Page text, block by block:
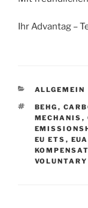
Ihr Advantag –
KATEGORIEN
ALLGEMEIN
BEHG ,
MECHANIS ,
EU ETS , EUA